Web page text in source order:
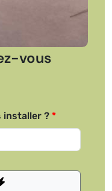
vous
installer ?